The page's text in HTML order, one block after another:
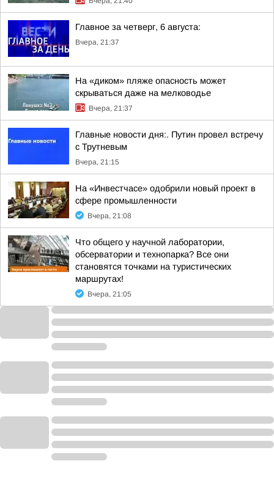
Главное за четверг, 6 августа:
Вчера, 21:37
На «диком» пляже опасность может
скрываться даже на мелководье
Вчера, 21:37
Главные новости дня:. Путин провел встречу
с Трутневым
Вчера, 21:15
На «Инвестчасе» одобрили новый проект в
сфере промышленности
Вчера, 21:08
Что общего у научной лаборатории,
обсерватории и технопарка? Все они
становятся точками на туристических
маршрутах!
Вчера, 21:05